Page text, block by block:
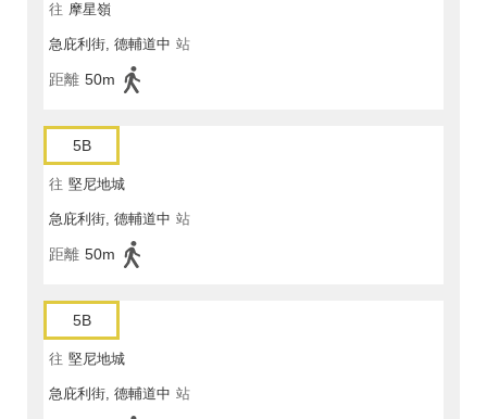
往 摩星嶺
急庇利街, 德輔道中 站
距離 50m
5B
往 堅尼地城
急庇利街, 德輔道中 站
距離 50m
5B
往 堅尼地城
急庇利街, 德輔道中 站